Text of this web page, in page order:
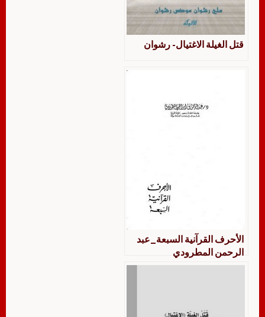
قتل الغيلة الاغتيال- رشوان
الأحرف القرآنية السبعة_عبد
الرحمن المطرودي